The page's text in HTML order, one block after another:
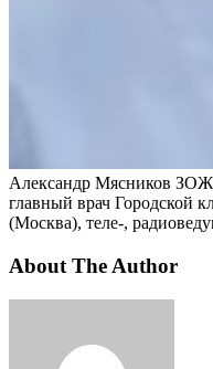
Александр Мясников ЗОЖ
главный врач Городской
(Москва), теле-,
About The Author